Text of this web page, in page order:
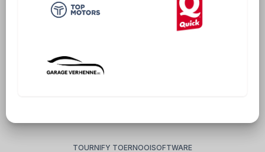
TOURNIFY TOERNOOISOFTWARE